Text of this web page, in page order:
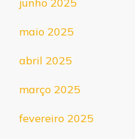
maio 2025
abril 2025
março 2025
fevereiro 2025